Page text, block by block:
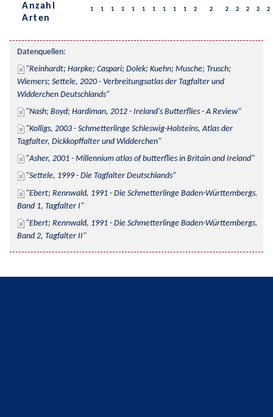
Anzahl
Arten
1 1 1 1 1 1 1 1 1 1 2 2 2 2 2 2 2
Datenquellen:
Reinhardt; Harpke; Caspari; Dolek; Kuehn; Musche; Trusch;
Wiemers; Settele, 2020 - Verbreitungsatlas der Tagfalter und
Widderchen Deutschlands
Nash; Boyd; Hardiman, 2012 - Ireland's Butterflies - A Review
Kolligs, 2003 - Schmetterlinge Schleswig-Holsteins, Atlas der
Tagfalter, Dickkopffalter und Widderchen
Asher, 2001 - Millennium atlas of butterflies in Britain and Ireland
Settele, 1999 - Die Tagfalter Deutschlands
Ebert; Rennwald, 1991 - Die Schmetterlinge Baden-Württembergs.
Band 1, Tagfalter I
Ebert; Rennwald, 1991 - Die Schmetterlinge Baden-Württembergs.
Band 2, Tagfalter II